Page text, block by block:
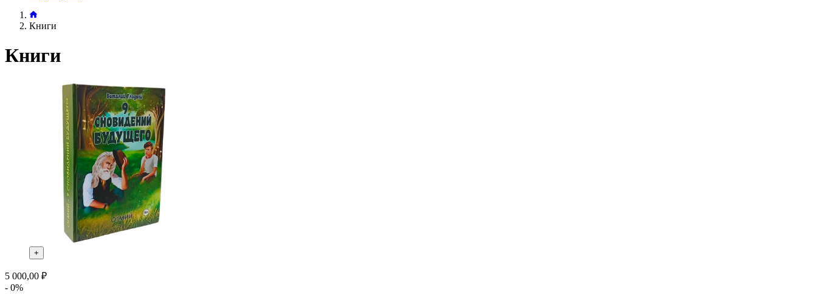
Книги
Книги
+
5 000,00 ₽
- 0%